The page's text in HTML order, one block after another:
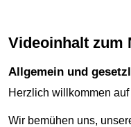
Videoinhalt
Allgemein und
Herzlich willkommen
Wir bemühen uns,